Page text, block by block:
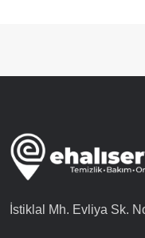
İstiklal Mh. Evliya Sk.